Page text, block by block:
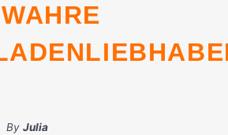
WAHRE
By Julia